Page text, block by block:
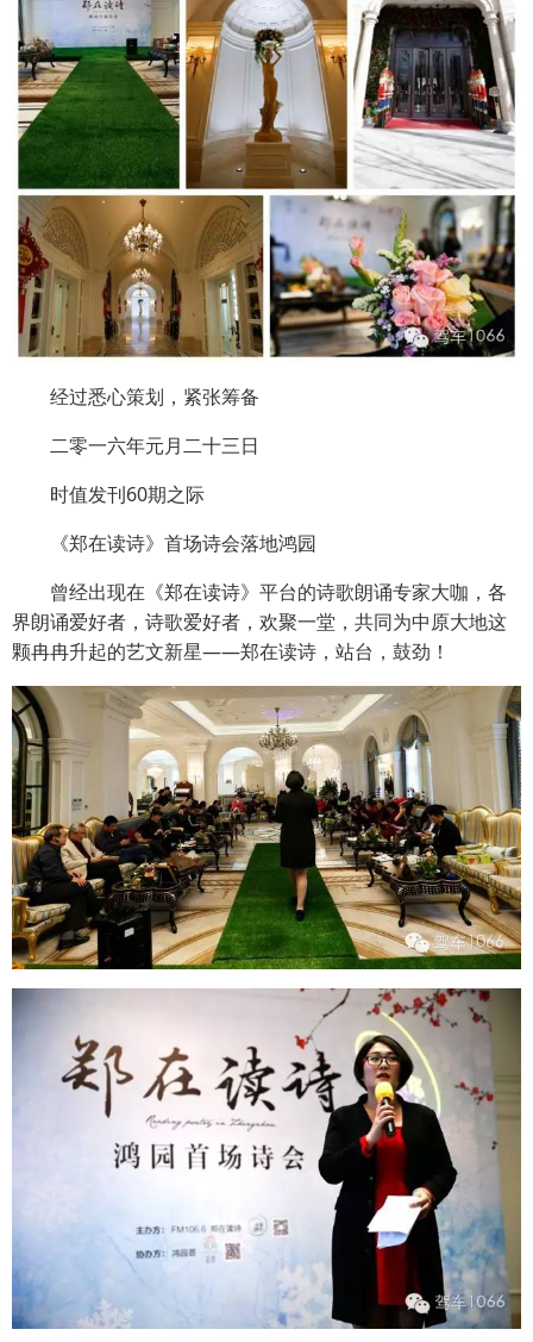
经过悉心策划，紧张筹备
二零一六年元月二十三日
时值发刊60期之际
《郑在读诗》首场诗会落地鸿园
曾经出现在《郑在读诗》平台的诗歌朗诵专家大咖，各
界朗诵爱好者，诗歌爱好者，欢聚一堂，共同为中原大地这
颗冉冉升起的艺文新星——郑在读诗，站台，鼓劲！